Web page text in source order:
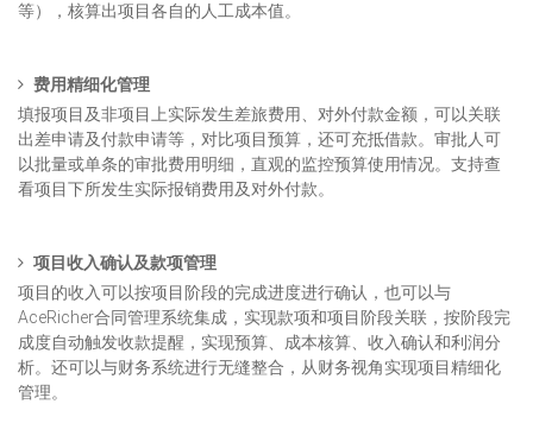
等），核算出项目各自的人工成本值。
费用精细化管理
填报项目及非项目上实际发生差旅费用、对外付款金额，可以关联
出差申请及付款申请等，对比项目预算，还可充抵借款。审批人可
以批量或单条的审批费用明细，直观的监控预算使用情况。支持查
看项目下所发生实际报销费用及对外付款。
项目收入确认及款项管理
项目的收入可以按项目阶段的完成进度进行确认，也可以与
AceRicher合同管理系统集成，实现款项和项目阶段关联，按阶段完
成度自动触发收款提醒，实现预算、成本核算、收入确认和利润分
析。还可以与财务系统进行无缝整合，从财务视角实现项目精细化
管理。